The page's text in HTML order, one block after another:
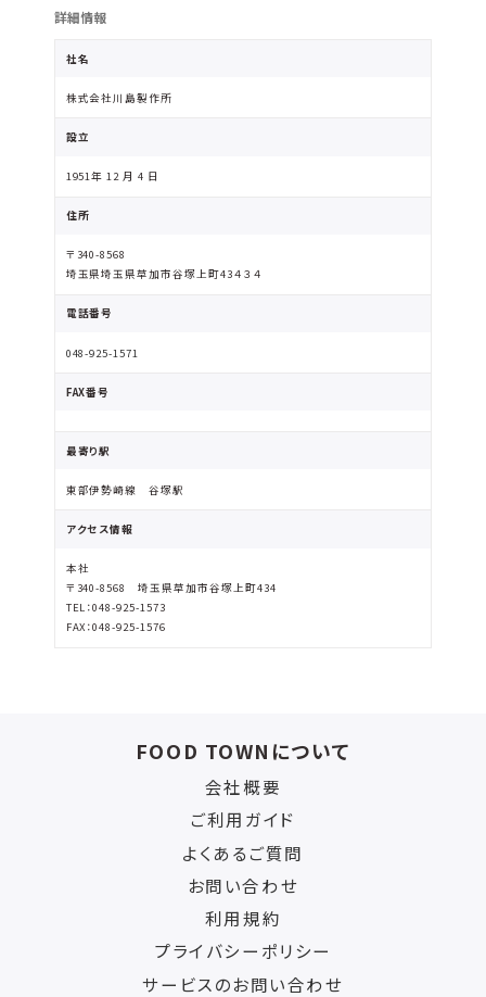
詳細情報
社名
株式会社川島製作所
設立
1951年 12 月 4 日
住所
〒340-8568
埼玉県埼玉県草加市谷塚上町43４３４
電話番号
048-925-1571
FAX番号
最寄り駅
東部伊勢崎線 谷塚駅
アクセス情報
本社
〒340-8568 埼玉県草加市谷塚上町434
TEL：048-925-1573
FAX：048-925-1576
FOOD TOWNについて
会社概要
ご利用ガイド
よくあるご質問
お問い合わせ
利用規約
プライバシーポリシー
サービスのお問い合わせ